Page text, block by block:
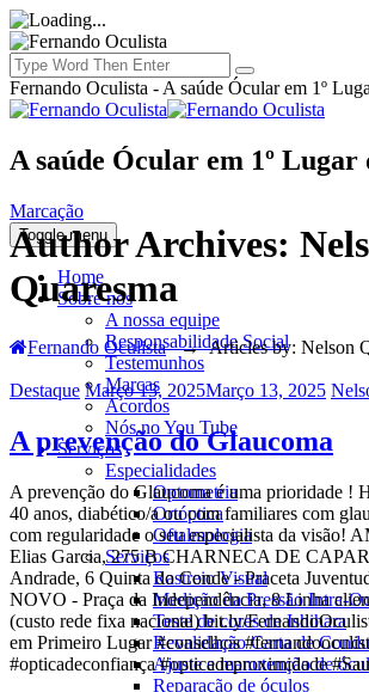
Fernando Oculista - A saúde Ócular em 1º
A saúde Ócular em 1º Lugar
Marcação
Toggle menu
Home
Sobre nós
A nossa equipe
Responsabilidade Social
Testemunhos
Marcas
Acordos
Nós no You Tube
Serviços
Especialidades
Optometria
Ortóptica
Oftalmologia
Serviços
Rastreio Visual
Medição da Pressão Intra-
Teste de cores de Ishihara
Revalidação Carta de
Ajuste e manutenção de
Reparação de óculos
Author Archives:
Quaresma
Fernando Oculista →Articles by: Nelson
Categories
Destaque Posted
on
Março 13, 2025Março 13, 2025
A prevenção do Glaucoma
A prevenção do Glaucoma é uma prioridade !
40 anos, diabético/a ou com familiares com
com regularidade o seu especialista da visão!
Elias Garcia, 275 B CHARNECA DE
Andrade, 6 Quinta do Conde - Praceta
NOVO - Praça da Independência, 8 Linha
(custo rede fixa nacional) bit.ly/
em Primeiro Lugar #conselhos
#opticadeconfiança #opticadeproximidade